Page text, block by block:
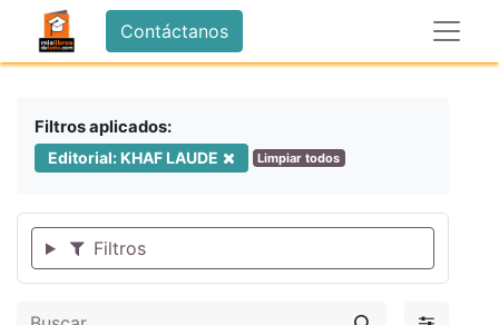
Contáctanos
Filtros aplicados:
Editorial: KHAF LAUDE Limpiar todos
Filtros